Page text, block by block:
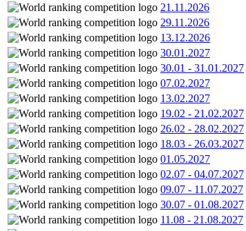
21.11.2026
29.11.2026
13.12.2026
30.01.2027
30.01 - 31.01.2027
07.02.2027
13.02.2027
19.02 - 21.02.2027
26.02 - 28.02.2027
18.03 - 26.03.2027
01.05.2027
02.07 - 04.07.2027
09.07 - 11.07.2027
30.07 - 01.08.2027
11.08 - 21.08.2027